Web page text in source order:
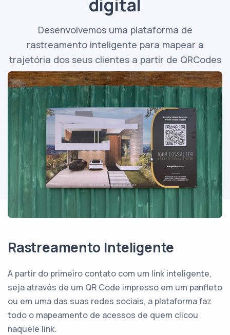
Desenvolvemos uma plataforma de
rastreamento inteligente para mapear a
trajetória dos seus clientes a partir de QRCodes
dinâmicos e links inteligentes e atuamos antes
do fluxo Google Analytics / Facebook Pixel.
Rastreamento Inteligente
A partir do primeiro contato com um link inteligente,
seja através de um QR Code impresso em um panfleto
ou em uma das suas redes sociais, a plataforma faz
todo o mapeamento de acessos de quem clicou
naquele link.